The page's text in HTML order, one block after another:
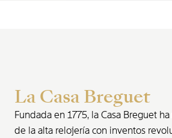
La Casa Breguet
Fundada en 1775, la Casa Breguet
de la alta relojería con inventos